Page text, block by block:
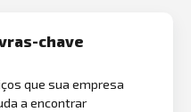
chave
que sua empresa
a encontrar